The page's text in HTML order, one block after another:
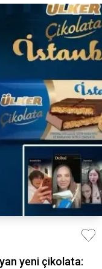
yeni çikolata: